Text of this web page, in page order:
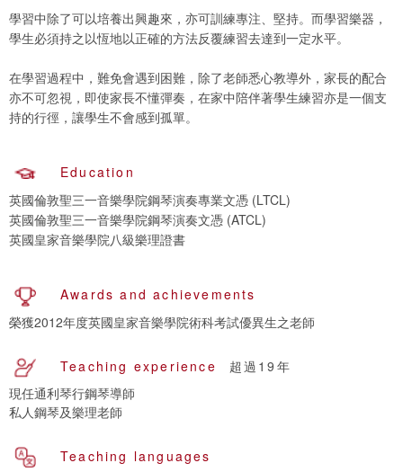
學習中除了可以培養出興趣來，亦可訓練專注、堅持。而學習樂器，
學生必須持之以恆地以正確的方法反覆練習去達到一定水平。
在學習過程中，難免會遇到困難，除了老師悉心教導外，家長的配合
亦不可忽視，即使家長不懂彈奏，在家中陪伴著學生練習亦是一個支
持的行徑，讓學生不會感到孤單。
Education
英國倫敦聖三一音樂學院鋼琴演奏專業文憑 (LTCL)
英國倫敦聖三一音樂學院鋼琴演奏文憑 (ATCL)
英國皇家音樂學院八級樂理證書
Awards and achievements
榮獲2012年度英國皇家音樂學院術科考試優異生之老師
Teaching experience
超過19年
現任通利琴行鋼琴導師
私人鋼琴及樂理老師
Teaching languages